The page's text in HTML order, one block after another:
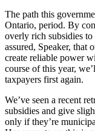
The path this
Ontario, period. By
overly rich subsidies
assured, Speaker, that
create reliable power
course of this year,
taxpayers first again.
We’ve seen a recent
subsidies and give
only if they’re